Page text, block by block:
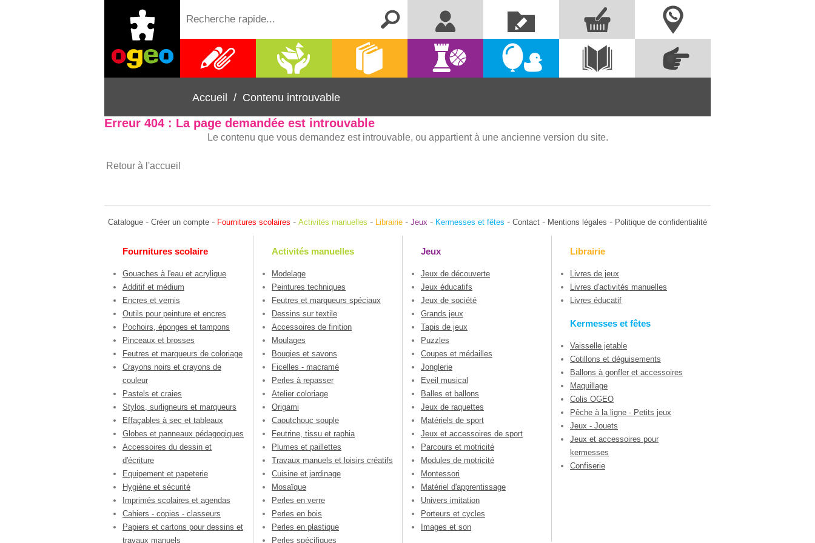
Me connecter
Créer un
compte
Nous contacter
Commandez
directement à partir
des références
Fournitures
scolaires
Activités
manuelles
Jeux
Kermesses
et fêtes
Voir le
catalogue
Accueil / Contenu introuvable
Erreur 404 : La page demandée est introuvable
Le contenu que vous demandez est introuvable, ou appartient à une ancienne version du site.
Retour à l'accueil
Catalogue - Créer un compte - Fournitures scolaires - Activités manuelles - Librairie - Jeux - Kermesses et fêtes - Contact - Mentions légales - Politique de confidentialité
Fournitures scolaire
Gouaches à l'eau et acrylique
Additif et médium
Encres et vernis
Outils pour peinture et encres
Pochoirs, éponges et tampons
Pinceaux et brosses
Feutres et marqueurs de coloriage
Crayons noirs et crayons de
couleur
Pastels et craies
Stylos, surligneurs et marqueurs
Effaçables à sec et tableaux
Globes et panneaux pédagogiques
Accessoires du dessin et
d'écriture
Equipement et papeterie
Hygiène et sécurité
Imprimés scolaires et agendas
Cahiers - copies - classeurs
Papiers et cartons pour dessins et
travaux manuels
Activités manuelles
Modelage
Peintures techniques
Feutres et marqueurs spéciaux
Dessins sur textile
Accessoires de finition
Moulages
Bougies et savons
Ficelles - macramé
Perles à repasser
Atelier coloriage
Origami
Caoutchouc souple
Feutrine, tissu et raphia
Plumes et paillettes
Travaux manuels et loisirs créatifs
Cuisine et jardinage
Mosaïque
Perles en verre
Perles en bois
Perles en plastique
Perles spécifiques
Jeux
Jeux de découverte
Jeux éducatifs
Jeux de société
Grands jeux
Tapis de jeux
Puzzles
Coupes et médailles
Jonglerie
Eveil musical
Balles et ballons
Jeux de raquettes
Matériels de sport
Jeux et accessoires de sport
Parcours et motricité
Modules de motricité
Montessori
Matériel d'apprentissage
Univers imitation
Porteurs et cycles
Images et son
Librairie
Livres de jeux
Livres d'activités manuelles
Livres éducatif
Kermesses et fêtes
Vaisselle jetable
Cotillons et déguisements
Ballons à gonfler et accessoires
Maquillage
Colis OGEO
Pêche à la ligne - Petits jeux
Jeux - Jouets
Jeux et accessoires pour
kermesses
Confiserie